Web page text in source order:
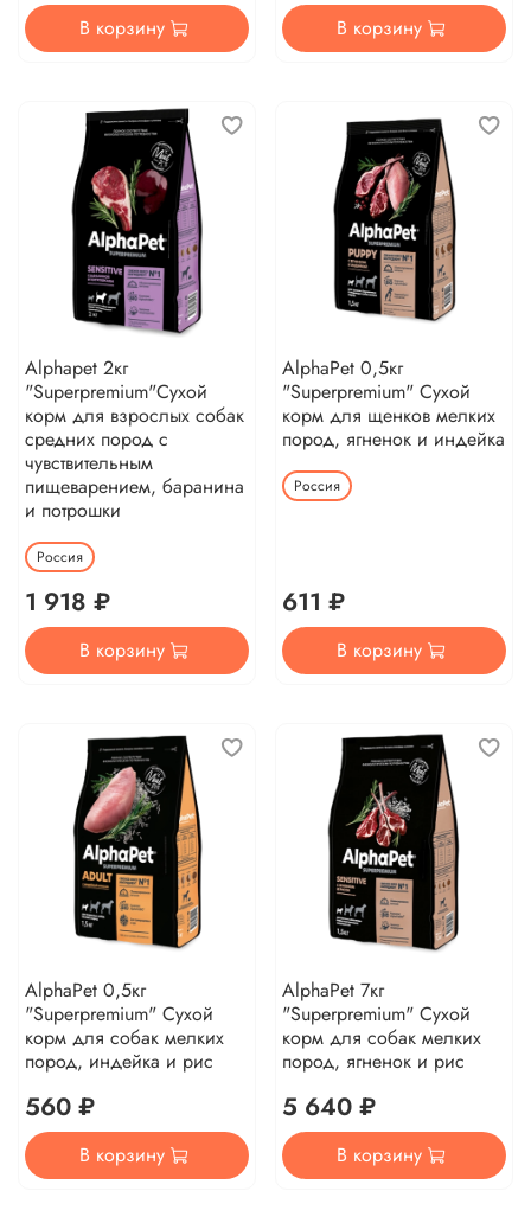
В корзину В корзину
Alphapet 2кг
"Superpremium"Сухой
корм для взрослых собак
средних пород с
чувствительным
пищеварением, баранина
и потрошки
Россия
1 918 ₽
В корзину
AlphaPet 0,5кг
"Superpremium" Сухой
корм для щенков мелких
пород, ягненок и индейка
Россия
611 ₽
В корзину
AlphaPet 0,5кг
"Superpremium" Сухой
корм для собак мелких
пород, индейка и рис
560 ₽
В корзину
AlphaPet 7кг
"Superpremium" Сухой
корм для собак мелких
пород, ягненок и рис
5 640 ₽
В корзину